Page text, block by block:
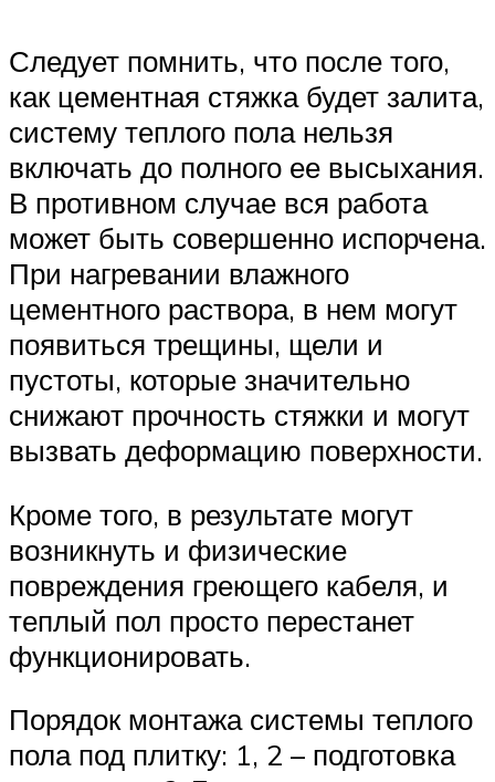
Следует помнить, что после того,
как цементная стяжка будет залита,
систему теплого пола нельзя
включать до полного ее высыхания.
В противном случае вся работа
может быть совершенно испорчена.
При нагревании влажного
цементного раствора, в нем могут
появиться трещины, щели и
пустоты, которые значительно
снижают прочность стяжки и могут
вызвать деформацию поверхности.
Кроме того, в результате могут
возникнуть и физические
повреждения греющего кабеля, и
теплый пол просто перестанет
функционировать.
Порядок монтажа системы теплого
пола под плитку: 1, 2 – подготовка